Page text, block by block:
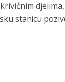
stanicu